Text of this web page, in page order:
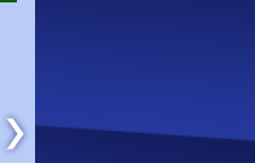
Сибирь